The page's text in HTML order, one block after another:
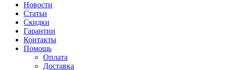
Новости
Статьи
Скидки
Гарантии
Контакты
Помощь
Оплата
Доставка